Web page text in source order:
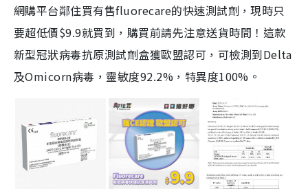
網購平台鄰住買有售fluorecare的快速測試劑，現時只
要超低價$9.9就買到，購買前請先注意送貨時間！這款
新型冠狀病毒抗原測試劑盒獲歐盟認可，可檢測到Delta
及Omicorn病毒，靈敏度92.2%，特異度100%。